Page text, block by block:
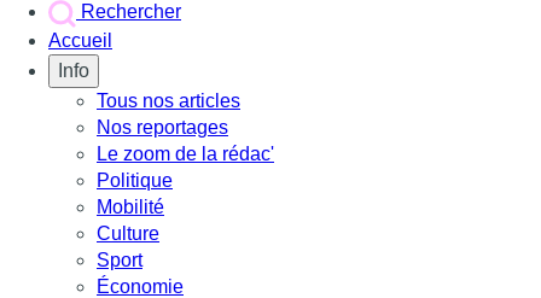
Rechercher
Accueil
Info
Tous nos articles
Nos reportages
Le zoom de la rédac'
Politique
Mobilité
Culture
Sport
Économie